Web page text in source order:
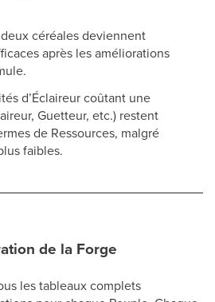
céréales deviennent
après les améliorations
d’Éclaireur coûtant une
Guetteur, etc.) restent
de Ressources, malgré
faibles.
de la Forge
les tableaux complets